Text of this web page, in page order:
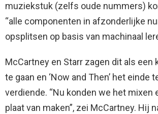
muziekstuk (zelfs oude nummers)
“alle componenten in afzonderlijke
opsplitsen op basis van machinaal
McCartney en Starr zagen dit als een
te gaan en ‘Now and Then’ het einde
verdiende. “Nu konden we het mixen
plaat van maken”, zei McCartney. Hij